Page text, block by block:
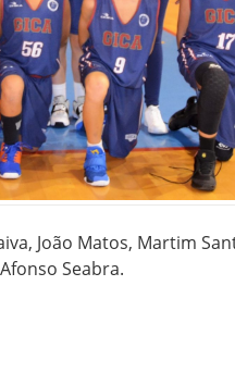
João Matos, Martim
Seabra.